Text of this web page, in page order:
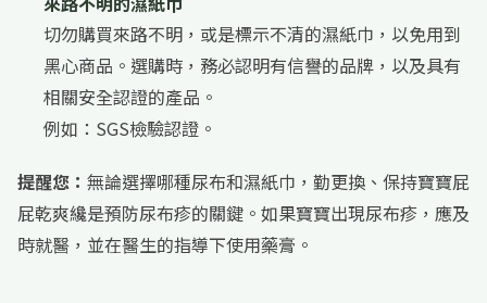
切勿購買來路不明，或是標示不清的濕紙巾，以免用到
黑心商品。選購時，務必認明有信譽的品牌，以及具有
相關安全認證的產品。
例如：SGS檢驗認證。
提醒您： 無論選擇哪種尿布和濕紙巾，勤更換、保持寶寶屁
屁乾爽纔是預防尿布疹的關鍵。如果寶寶出現尿布疹，應及
時就醫，並在醫生的指導下使用藥膏。